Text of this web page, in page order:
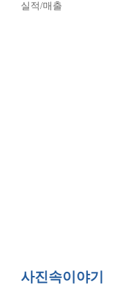
실적/매출
사진속이야기